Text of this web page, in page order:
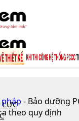
LỰC - Bảo dưỡng
theo quy định